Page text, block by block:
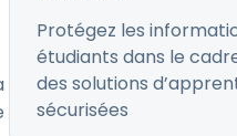
Protégez les
étudiants dans le
des solutions
sécurisées